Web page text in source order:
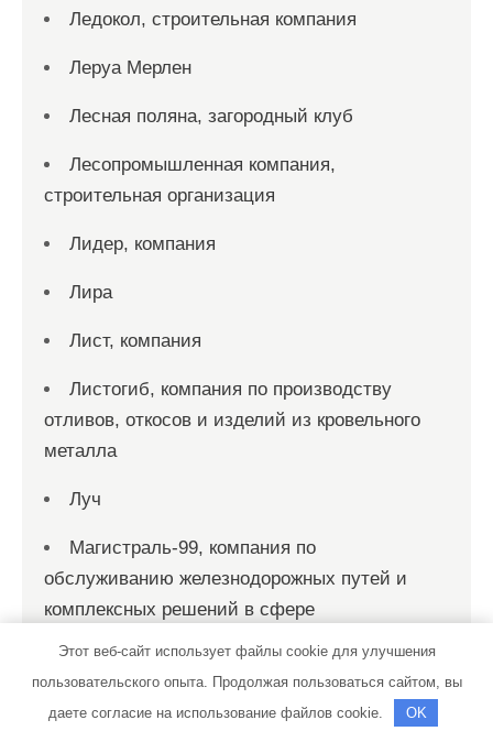
Ледокол, строительная компания
Леруа Мерлен
Лесная поляна, загородный клуб
Лесопромышленная компания,
строительная организация
Лидер, компания
Лира
Лист, компания
Листогиб, компания по производству
отливов, откосов и изделий из кровельного
металла
Луч
Магистраль-99, компания по
обслуживанию железнодорожных путей и
комплексных решений в сфере
промышленного строительства
Маринель, холдинговая компания
Этот веб-сайт использует файлы cookie для улучшения
пользовательского опыта. Продолжая пользоваться сайтом, вы
даете согласие на использование файлов cookie.
OK